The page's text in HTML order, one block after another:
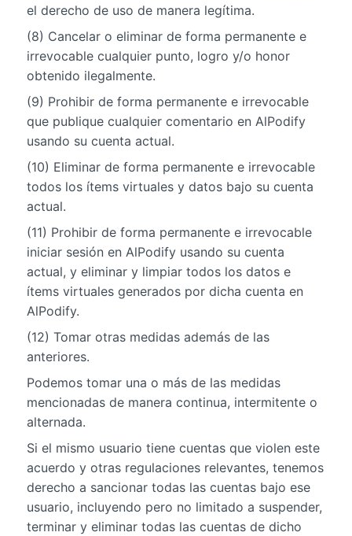
el derecho de uso de manera legítima.
(8) Cancelar o eliminar de forma permanente e
irrevocable cualquier punto, logro y/o honor
obtenido ilegalmente.
(9) Prohibir de forma permanente e irrevocable
que publique cualquier comentario en AlPodify
usando su cuenta actual.
(10) Eliminar de forma permanente e irrevocable
todos los ítems virtuales y datos bajo su cuenta
actual.
(11) Prohibir de forma permanente e irrevocable
iniciar sesión en AlPodify usando su cuenta
actual, y eliminar y limpiar todos los datos e
ítems virtuales generados por dicha cuenta en
AlPodify.
(12) Tomar otras medidas además de las
anteriores.
Podemos tomar una o más de las medidas
mencionadas de manera continua, intermitente o
alternada.
Si el mismo usuario tiene cuentas que violen este
acuerdo y otras regulaciones relevantes, tenemos
derecho a sancionar todas las cuentas bajo ese
usuario, incluyendo pero no limitado a suspender,
terminar y eliminar todas las cuentas de dicho